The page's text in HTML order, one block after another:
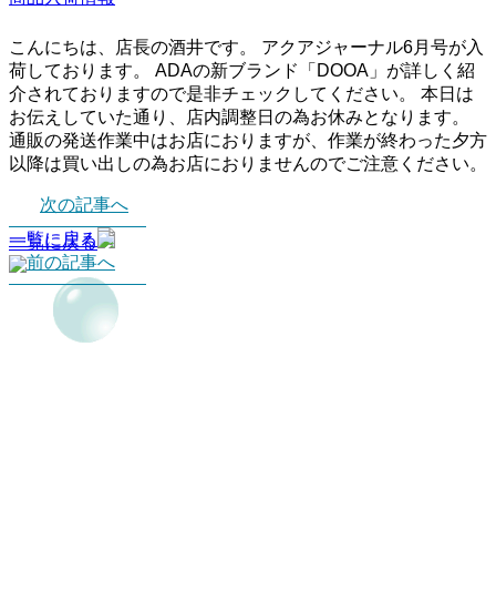
こんにちは、店長の酒井です。 アクアジャーナル6月号が入
荷しております。 ADAの新ブランド「DOOA」が詳しく紹
介されておりますので是非チェックしてください。 本日は
お伝えしていた通り、店内調整日の為お休みとなります。
通販の発送作業中はお店におりますが、作業が終わった夕方
以降は買い出しの為お店におりませんのでご注意ください。
次の記事へ
一覧に戻る
前の記事へ
一覧に戻る